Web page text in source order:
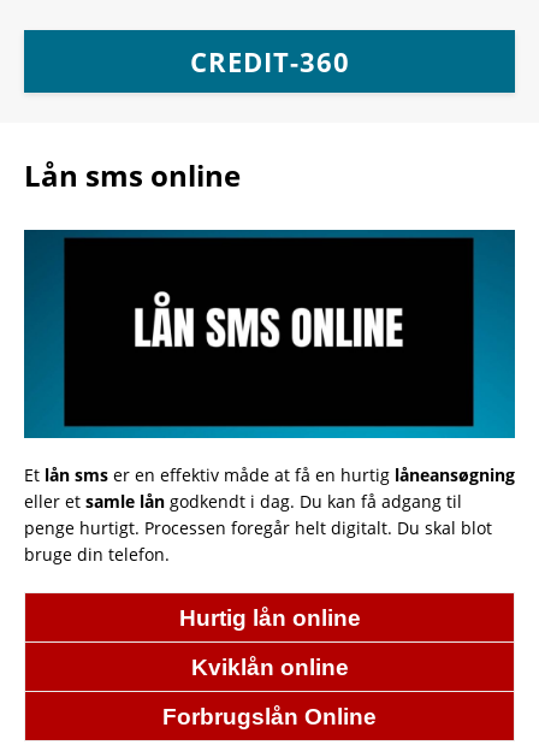
CREDIT-360
Lån sms online
Et lån sms er en effektiv måde at få en hurtig låneansøgning
eller et samle lån godkendt i dag. Du kan få adgang til
penge hurtigt. Processen foregår helt digitalt. Du skal blot
bruge din telefon.
Hurtig lån online
Kviklån online
Forbrugslån Online